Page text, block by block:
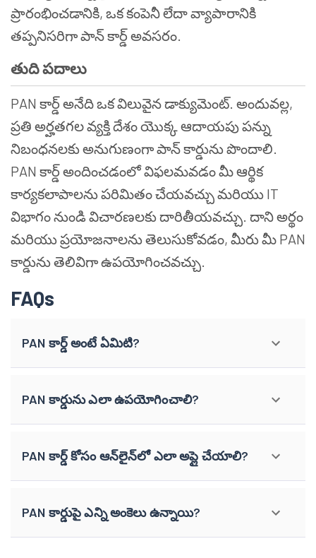
ప్రారంభించడానికి, ఒక కంపెనీ లేదా వ్యాపారానికి
తప్పనిసరిగా పాన్ కార్డ్ అవసరం.
తుది పదాలు
PAN కార్డ్ అనేది ఒక విలువైన డాక్యుమెంట్. అందువల్ల,
ప్రతి అర్హతగల వ్యక్తి దేశం యొక్క ఆదాయపు పన్ను
నిబంధనలకు అనుగుణంగా పాన్ కార్డును పొందాలి.
PAN కార్డ్ అందించడంలో విఫలమవడం మీ ఆర్థిక
కార్యకలాపాలను పరిమితం చేయవచ్చు మరియు IT
విభాగం నుండి విచారణలకు దారితీయవచ్చు. దాని అర్థం
మరియు ప్రయోజనాలను తెలుసుకోవడం, మీరు మీ PAN
కార్డును తెలివిగా ఉపయోగించవచ్చు.
FAQs
PAN కార్డ్ అంటే ఏమిటి?
PAN కార్డును ఎలా ఉపయోగించాలి?
PAN కార్డ్ కోసం ఆన్‌లైన్‌లో ఎలా అప్లై చేయాలి?
PAN కార్డుపై ఎన్ని అంకెలు ఉన్నాయి?